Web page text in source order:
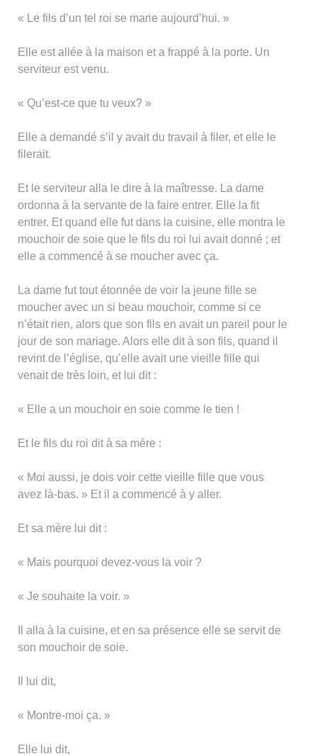
« Le fils d’un tel roi se marie aujourd’hui. »
Elle est allée à la maison et a frappé à la porte. Un
serviteur est venu.
« Qu’est-ce que tu veux? »
Elle a demandé s’il y avait du travail à filer, et elle le
filerait.
Et le serviteur alla le dire à la maîtresse. La dame
ordonna à la servante de la faire entrer. Elle la fit
entrer. Et quand elle fut dans la cuisine, elle montra le
mouchoir de soie que le fils du roi lui avait donné ; et
elle a commencé à se moucher avec ça.
La dame fut tout étonnée de voir la jeune fille se
moucher avec un si beau mouchoir, comme si ce
n’était rien, alors que son fils en avait un pareil pour le
jour de son mariage. Alors elle dit à son fils, quand il
revint de l’église, qu’elle avait une vieille fille qui
venait de très loin, et lui dit :
« Elle a un mouchoir en soie comme le tien !
Et le fils du roi dit à sa mère :
« Moi aussi, je dois voir cette vieille fille que vous
avez là-bas. » Et il a commencé à y aller.
Et sa mère lui dit :
« Mais pourquoi devez-vous la voir ?
« Je souhaite la voir. »
Il alla à la cuisine, et en sa présence elle se servit de
son mouchoir de soie.
Il lui dit,
« Montre-moi ça. »
Elle lui dit,